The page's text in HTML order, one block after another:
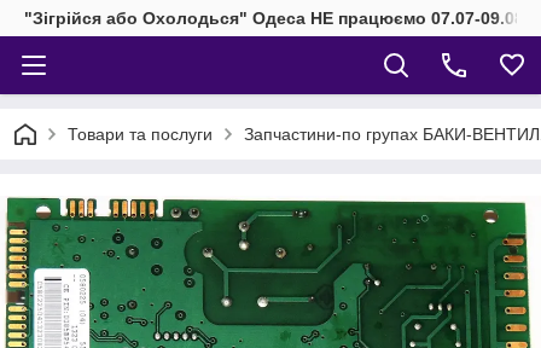
"Зігрійся або Охолодься" Одеса НЕ працюємо 07.07-
Товари та послуги Запчастини-по групах БАКИ-